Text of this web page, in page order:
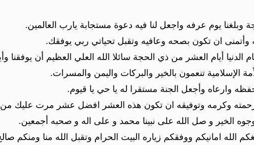
يوم عرفه واجعل لنا فيه دعوة مستجابة يارب العالمين.
ان تكون بصحه وعافيه وتقبل تحياتي ربي يوفقك.
أيام العشر من ذي الحجة سائلا الله العلي العظيم أن يوفقنا
الإسلامية تنعمون بالخير والبركات واليمن والمسرات.
وارعاه وأجعل الجنة مستقرا له يا حي يا قيوم.
وكرمه وتوفيقه ان تكون هذه العشر افضل عشر مرت عليك من
الخير و صل الله على نبينا محمد و على اله و صحبه أجمعين.
امانيكم ووفقكم زياره البيت الحرام وتقبل الله منا ومنكم